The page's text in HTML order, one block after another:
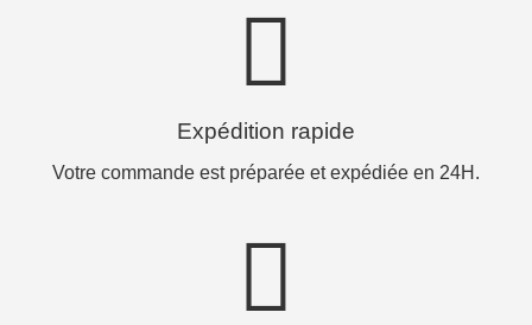
Expédition rapide
Votre commande est préparée et expédiée en 24H.